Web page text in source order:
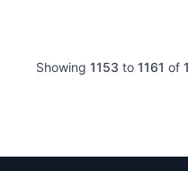
Showing 1153 to 1161 of